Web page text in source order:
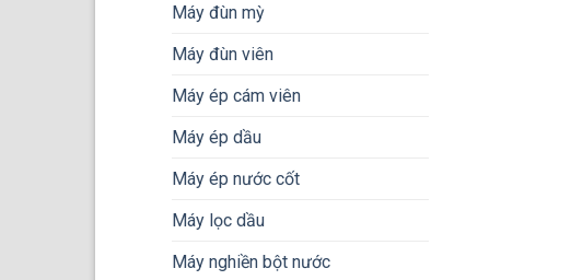
Máy đùn mỳ
Máy đùn viên
Máy ép cám viên
Máy ép dầu
Máy ép nước cốt
Máy lọc dầu
Máy nghiền bột nước